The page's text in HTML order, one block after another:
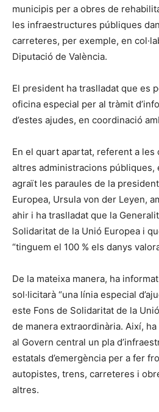
municipis per a obres de
les infraestructures públiques
carreteres, per exemple, en
Diputació de València.
El president ha traslladat que es
oficina especial per al tràmit
d’estes ajudes, en coordinació
En el quart apartat, referent a les
altres administracions públiques,
agraït les paraules de la
Europea, Ursula von der Leyen,
ahir i ha traslladat que la
Solidaritat de la Unió Europea i
“tinguem el 100 % els danys
De la mateixa manera, ha
sol·licitarà “una línia especial
este Fons de Solidaritat de la
de manera extraordinària. Així,
al Govern central un pla
estatals d’emergència per a fer
autopistes, trens, carreteres i
altres.